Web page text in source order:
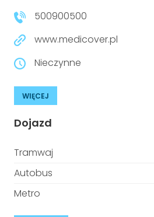
500900500
www.medicover.pl
Nieczynne
WIĘCEJ
Dojazd
Tramwaj
Autobus
Metro